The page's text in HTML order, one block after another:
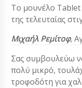
Το μουνέλο Tablet
της τελευταίας
Μιχαήλ Ρεμίτοφ,
Σας συμβουλεύω
πολύ μικρό,
τροφοδότη για